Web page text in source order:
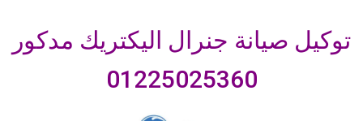
توكيل صيانة جنرال اليكتريك مدكور
01225025360